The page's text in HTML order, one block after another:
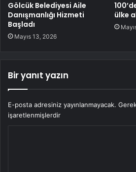
Gölcük Belediyesi Aile
Danışmanlığı Hizmeti
Başladı
Mayıs 13, 2026
ülke
Bir yanıt yazın
E-posta adresiniz yayınlanmayacak.
işaretlenmişlerdir